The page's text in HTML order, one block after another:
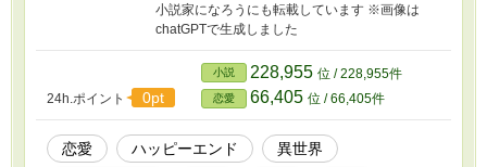
小説家になろうにも転載しています ※画像は
chatGPTで生成しました
24h.ポイント 0pt
小説 228,955 位 / 228,955件
恋愛 66,405 位 / 66,405件
恋愛 ハッピーエンド
異世界